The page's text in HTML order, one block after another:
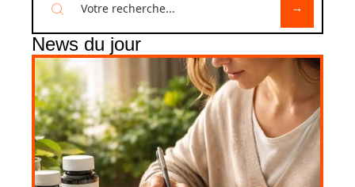
News du jour